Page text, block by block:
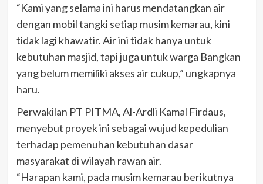
“Kami yang selama ini harus mendatangkan air
dengan mobil tangki setiap musim kemarau, kini
tidak lagi khawatir. Air ini tidak hanya untuk
kebutuhan masjid, tapi juga untuk warga Bangkan
yang belum memiliki akses air cukup,” ungkapnya
haru.
Perwakilan PT PITMA, Al-Ardli Kamal Firdaus,
menyebut proyek ini sebagai wujud kepedulian
terhadap pemenuhan kebutuhan dasar
masyarakat di wilayah rawan air.
“Harapan kami, pada musim kemarau berikutnya